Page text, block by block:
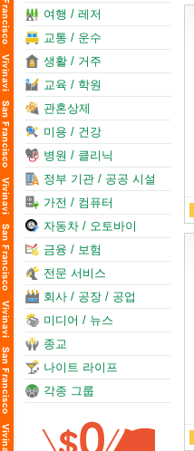
여행 / 레저
교통 / 운수
생활 / 거주
교육 / 학원
관혼상제
미용 / 건강
병원 / 클리닉
정부 기관 / 공공 시설
가전 / 컴퓨터
자동차 / 오토바이
금융 / 보험
전문 서비스
회사 / 공장 / 공업
미디어 / 뉴스
종교
나이트 라이프
각종 그룹